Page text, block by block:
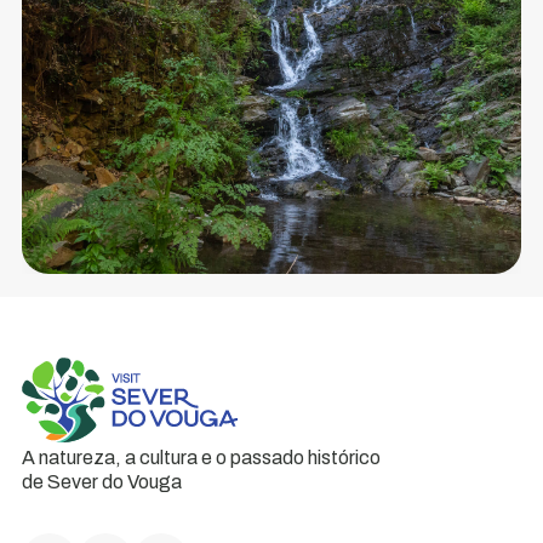
A natureza, a cultura e o passado histórico
de Sever do Vouga